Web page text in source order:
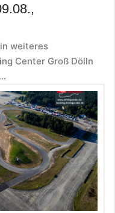
weiteres
Center Groß Dölln